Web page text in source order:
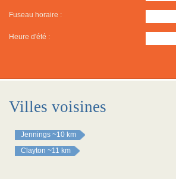
Fuseau horaire :
Heure d'été :
Villes voisines
Jennings ~10 km
Clayton ~11 km